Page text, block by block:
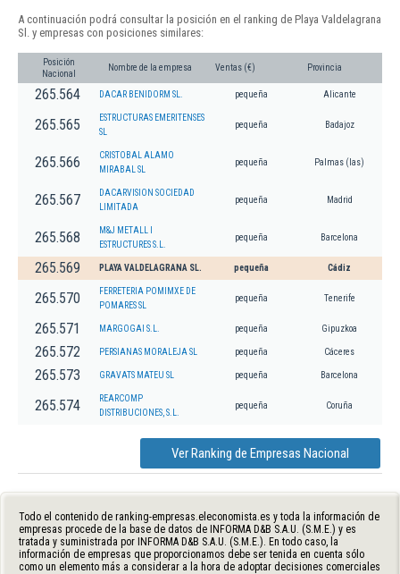
A continuación podrá consultar la posición en el ranking de Playa Valdelagrana
Sl. y empresas con posiciones similares:
Posición
Nacional
Nombre de la empresa Ventas (€) Provincia
265.564 DACAR BENIDORM SL. pequeña Alicante
265.565
ESTRUCTURAS EMERITENSES
SL
pequeña Badajoz
265.566
CRISTOBAL ALAMO
MIRABAL SL
pequeña Palmas (las)
265.567
DACARVISION SOCIEDAD
LIMITADA
pequeña Madrid
265.568
M&J METALL I
ESTRUCTURES S.L.
pequeña Barcelona
265.569 PLAYA VALDELAGRANA SL. pequeña Cádiz
265.570
FERRETERIA POMIMXE DE
POMARES SL
pequeña Tenerife
265.571 MARGOGAI S.L. pequeña Gipuzkoa
265.572 PERSIANAS MORALEJA SL pequeña Cáceres
265.573 GRAVATS MATEU SL pequeña Barcelona
265.574
REARCOMP
DISTRIBUCIONES, S.L.
pequeña Coruña
Ver Ranking de Empresas Nacional
Todo el contenido de ranking-empresas.eleconomista.es y toda la información de
empresas procede de la base de datos de INFORMA D&B S.A.U. (S.M.E.) y es
tratada y suministrada por INFORMA D&B S.A.U. (S.M.E.). En todo caso, la
información de empresas que proporcionamos debe ser tenida en cuenta sólo
como un elemento más a considerar a la hora de adoptar decisiones comerciales